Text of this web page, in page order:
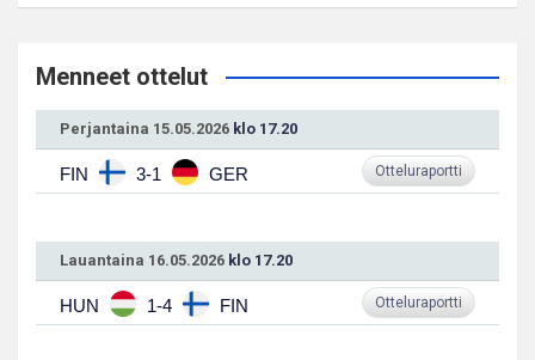
Menneet ottelut
Perjantaina 15.05.2026 klo 17.20
FIN 3-1 GER Otteluraportti
Lauantaina 16.05.2026 klo 17.20
HUN 1-4 FIN Otteluraportti